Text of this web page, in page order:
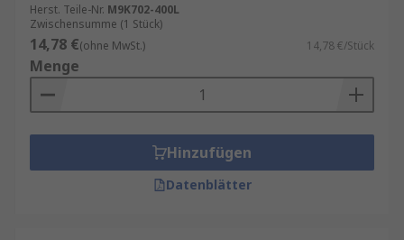
Herst. Teile-Nr. M9K702-400L
Zwischensumme (1 Stück)
14,78 €(ohne MwSt.) 14,78 €/Stück
Menge
Hinzufügen
Datenblätter